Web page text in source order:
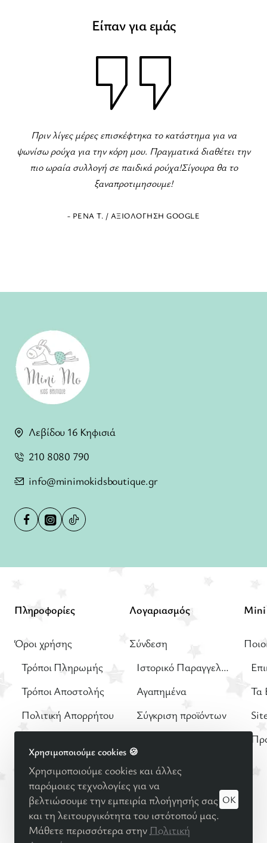
Χρησιμοποιούμε cookies 🍪
Χρησιμοποιούμε cookies και άλλες
παρόμοιες τεχνολογίες για να
βελτιώσουμε την εμπειρία πλοήγησής σας
και τη λειτουργικότητα του ιστότοπού μας.
Μάθετε περισσότερα στην Πολιτική
OK
Είπαν για εμάς
Πριν λίγες μέρες επισκέφτηκα το κατάστημα για να
ψωνίσω ρούχα για την κόρη μου. Πραγματικά διαθέτει την
πιο ωραία συλλογή σε παιδικά ρούχα!Σίγουρα θα το
ξαναπροτιμησουμε!
- ΡΈΝΑ Τ. / ΑΞΙΟΛΌΓΗΣΗ GOOGLE
Λεβίδου 16 Κηφισιά
210 8080 790
info@minimokidsboutique.gr
Πληροφορίες
Όροι χρήσης
Τρόποι Πληρωμής
Τρόποι Αποστολής
Πολιτική Απορρήτου
Λογαριασμός
Σύνδεση
Ιστορικό Παραγγελιών
Αγαπημένα
Σύγκριση προϊόντων
Τα
© 2025 Βρεφική - Παιδική μόδα Minimo Kids Boutique |
Κατασκευή eshop Reweb